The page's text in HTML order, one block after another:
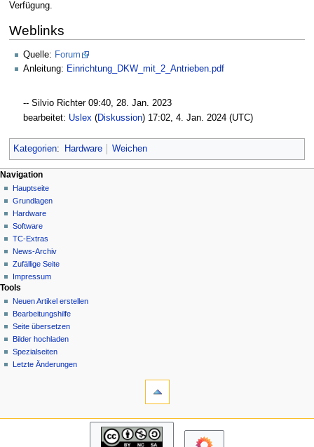
Verfügung.
Weblinks
Quelle: Forum
Anleitung: Einrichtung_DKW_mit_2_Antrieben.pdf
-- Silvio Richter 09:40, 28. Jan. 2023
bearbeitet: Uslex (Diskussion) 17:02, 4. Jan. 2024 (UTC)
Kategorien: Hardware Weichen
N
a
v
g
a
i
o
n
s
m
e
Seitenaktionen
Seite
Diskussion
Lesen
Quelltext
anzeigen
Versionsgeschichte
Meine Werkzeuge
Deutsch
Anmelden
Navigation
Hauptseite
Grundlagen
Hardware
Software
TC-Extras
News-Archiv
Zufällige Seite
Impressum
Tools
Neuen Artikel erstellen
Bearbeitungshilfe
Seite übersetzen
Bilder hochladen
Spezialseiten
Letzte Änderungen
Navigation